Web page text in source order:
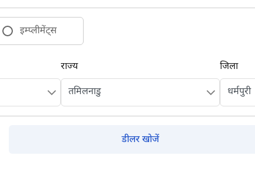
इम्प्लीमेंट्स
राज्य जिला
डीलर खोजें